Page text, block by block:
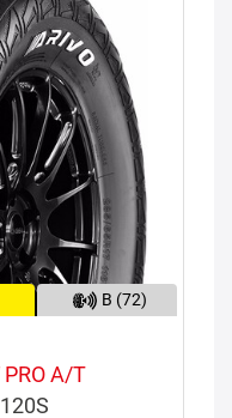
B (72)
PRO A/T